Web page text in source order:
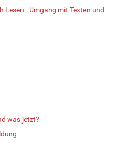
Lesen - Umgang mit Texten und
was jetzt?